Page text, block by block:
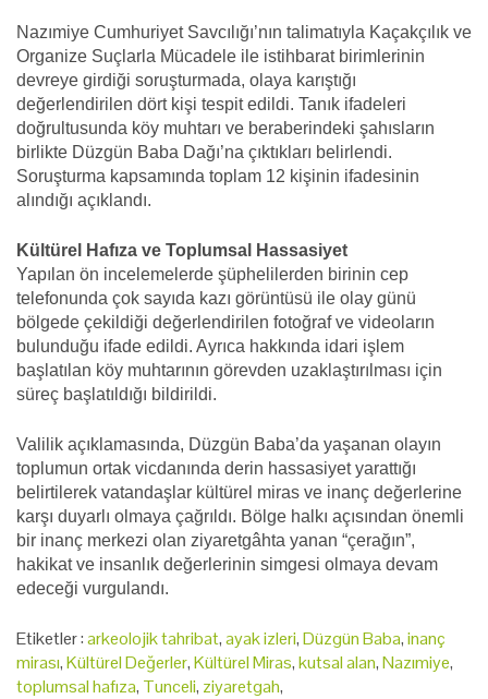
Nazımiye Cumhuriyet Savcılığı’nın talimatıyla Kaçakçılık ve
Organize Suçlarla Mücadele ile istihbarat birimlerinin
devreye girdiği soruşturmada, olaya karıştığı
değerlendirilen dört kişi tespit edildi. Tanık ifadeleri
doğrultusunda köy muhtarı ve beraberindeki şahısların
birlikte Düzgün Baba Dağı’na çıktıkları belirlendi.
Soruşturma kapsamında toplam 12 kişinin ifadesinin
alındığı açıklandı.
Kültürel Hafıza ve Toplumsal Hassasiyet
Yapılan ön incelemelerde şüphelilerden birinin cep
telefonunda çok sayıda kazı görüntüsü ile olay günü
bölgede çekildiği değerlendirilen fotoğraf ve videoların
bulunduğu ifade edildi. Ayrıca hakkında idari işlem
başlatılan köy muhtarının görevden uzaklaştırılması için
süreç başlatıldığı bildirildi.
Valilik açıklamasında, Düzgün Baba’da yaşanan olayın
toplumun ortak vicdanında derin hassasiyet yarattığı
belirtilerek vatandaşlar kültürel miras ve inanç değerlerine
karşı duyarlı olmaya çağrıldı. Bölge halkı açısından önemli
bir inanç merkezi olan ziyaretgâhta yanan “çerağın”,
hakikat ve insanlık değerlerinin simgesi olmaya devam
edeceği vurgulandı.
Etiketler :arkeolojik tahribat,ayak izleri,Düzgün Baba,inanç
mirası,Kültürel Değerler,Kültürel Miras,kutsal alan,Nazımiye,
toplumsal hafıza, Tunceli, ziyaretgah,